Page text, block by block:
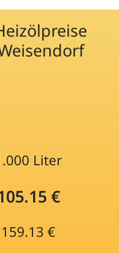
Liter
€
159.13 €